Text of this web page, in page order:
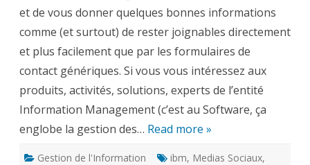
et de vous donner quelques bonnes informations
comme (et surtout) de rester joignables directement
et plus facilement que par les formulaires de
contact génériques. Si vous vous intéressez aux
produits, activités, solutions, experts de l’entité
Information Management (c’est au Software, ça
englobe la gestion des… Read more »
Gestion de l'Information ibm, Medias Sociaux,